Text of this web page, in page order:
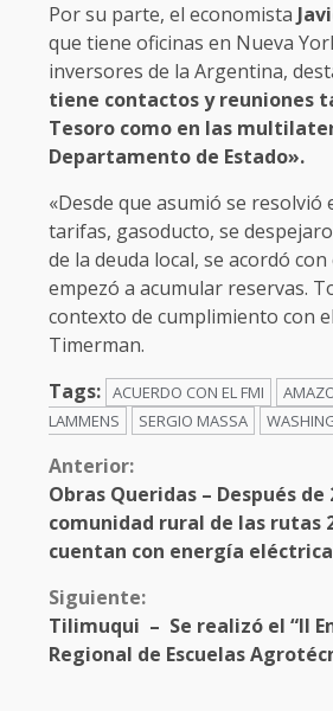
Por su parte, el economista
que tiene oficinas en Nueva
inversores de la Argentina,
tiene contactos y reuniones
Tesoro como en las
Departamento de Estado».
«Desde que asumió se resolvió
tarifas, gasoducto, se
de la deuda local, se acordó con
empezó a acumular reservas.
contexto de cumplimiento con
Timerman.
Tags: ACUERDO CON EL FMI
LAMMENS
SERGIO MASSA
Anterior:
Obras Queridas – Después
comunidad rural de las rutas
cuentan con energía eléctrica
Siguiente:
Tilimuqui – Se realizó el “II
Regional de Escuelas